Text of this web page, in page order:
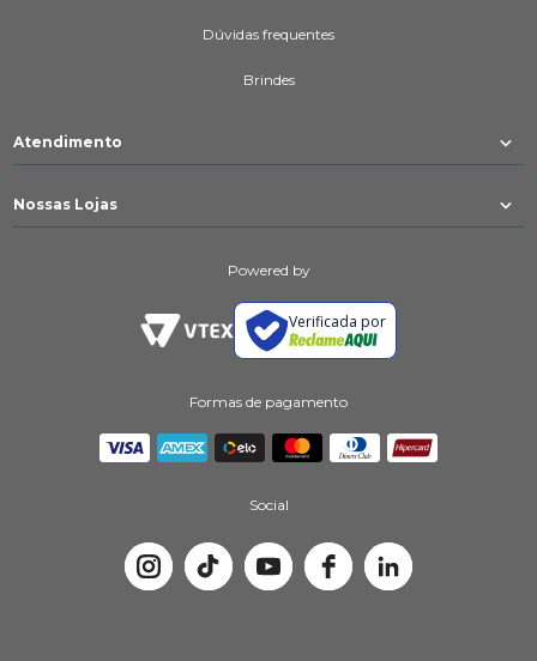
Dúvidas frequentes
Brindes
Atendimento
Nossas Lojas
Powered by
Verificada por
Formas de pagamento
Social